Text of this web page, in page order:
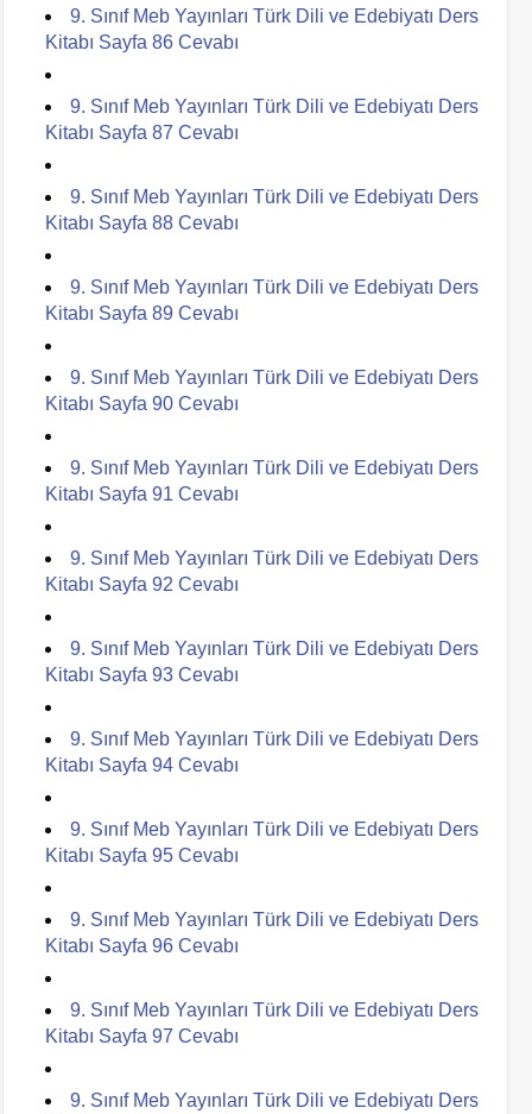
9. Sınıf Meb Yayınları Türk Dili ve Edebiyatı Ders
Kitabı Sayfa 86 Cevabı
9. Sınıf Meb Yayınları Türk Dili ve Edebiyatı Ders
Kitabı Sayfa 87 Cevabı
9. Sınıf Meb Yayınları Türk Dili ve Edebiyatı Ders
Kitabı Sayfa 88 Cevabı
9. Sınıf Meb Yayınları Türk Dili ve Edebiyatı Ders
Kitabı Sayfa 89 Cevabı
9. Sınıf Meb Yayınları Türk Dili ve Edebiyatı Ders
Kitabı Sayfa 90 Cevabı
9. Sınıf Meb Yayınları Türk Dili ve Edebiyatı Ders
Kitabı Sayfa 91 Cevabı
9. Sınıf Meb Yayınları Türk Dili ve Edebiyatı Ders
Kitabı Sayfa 92 Cevabı
9. Sınıf Meb Yayınları Türk Dili ve Edebiyatı Ders
Kitabı Sayfa 93 Cevabı
9. Sınıf Meb Yayınları Türk Dili ve Edebiyatı Ders
Kitabı Sayfa 94 Cevabı
9. Sınıf Meb Yayınları Türk Dili ve Edebiyatı Ders
Kitabı Sayfa 95 Cevabı
9. Sınıf Meb Yayınları Türk Dili ve Edebiyatı Ders
Kitabı Sayfa 96 Cevabı
9. Sınıf Meb Yayınları Türk Dili ve Edebiyatı Ders
Kitabı Sayfa 97 Cevabı
9. Sınıf Meb Yayınları Türk Dili ve Edebiyatı Ders